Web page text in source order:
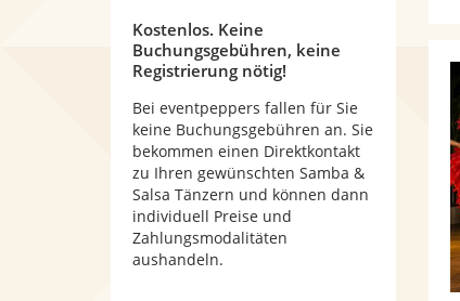
Kostenlos. Keine
Buchungsgebühren, keine
Registrierung nötig!
Bei eventpeppers fallen für Sie
keine Buchungsgebühren an. Sie
bekommen einen Direktkontakt
zu Ihren gewünschten Samba &
Salsa Tänzern und können dann
individuell Preise und
Zahlungsmodalitäten
aushandeln.